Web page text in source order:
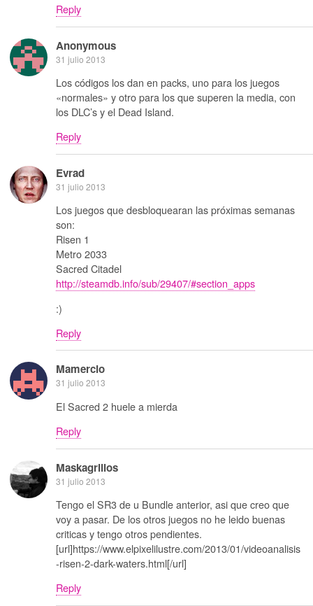
Reply
Anonymous
31 julio 2013
Los códigos los dan en packs, uno para los juegos
«normales» y otro para los que superen la media, con
los DLC’s y el Dead Island.
Reply
Evrad
31 julio 2013
Los juegos que desbloquearan las próximas semanas
son:
Risen 1
Metro 2033
Sacred Citadel
http://steamdb.info/sub/29407/#section_apps
:)
Reply
Mamercio
31 julio 2013
El Sacred 2 huele a mierda
Reply
Maskagrillos
31 julio 2013
Tengo el SR3 de u Bundle anterior, asi que creo que
voy a pasar. De los otros juegos no he leido buenas
criticas y tengo otros pendientes.
[url]https://www.elpixelilustre.com/2013/01/videoanalisis
-risen-2-dark-waters.html[/url]
Reply